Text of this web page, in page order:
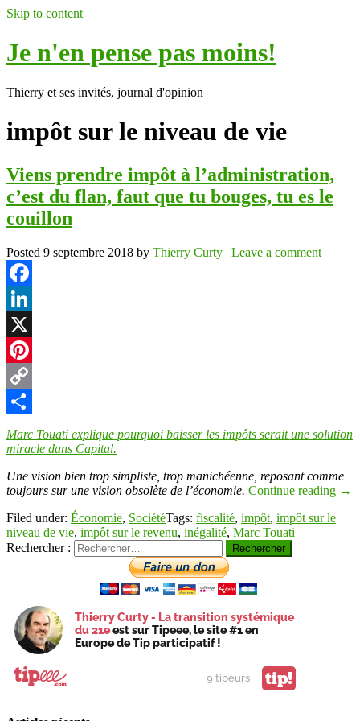
Skip to content
Je n'en pense pas moins!
Thierry et ses invités, journal d'opinion
impôt sur le niveau de vie
Viens prendre impôt à l’administration,
c’est du flan, faut que tu bouges, tu es le
couillon
Posted 9 septembre 2018 by Thierry Curty | Leave a comment
Facebook
LinkedIn
X
Pinterest
Copy
Link
Partager
Marc Touati explique pourquoi baisser les impôts serait une solution
miracle dans Capital.
Une vision bien trop simpliste, trop manichéenne, reposant comme
toujours sur une vision obsolète de l’économie. Continue reading →
Filed under: Économie, SociétéTags: fiscalité, impôt, impôt sur le
niveau de vie, impôt sur le revenu, inégalité, Marc Touati
Rechercher :
Thierry Curty - La transition systémique
du 21eest sur Tipeee, le site #1 en
Europe de Tip participatif !
9 tipeurs tip!